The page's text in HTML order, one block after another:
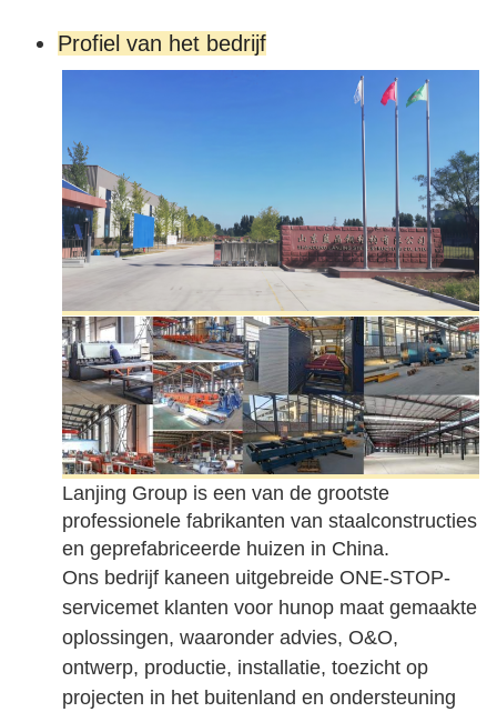
Profiel van het bedrijf
Lanjing Group is een van de grootste
professionele fabrikanten van staalconstructies
en geprefabriceerde huizen in China.
Ons bedrijf kaneen uitgebreide ONE-STOP-
servicemet klanten voor hunop maat gemaakte
oplossingen, waaronder advies, O&O,
ontwerp, productie, installatie, toezicht op
projecten in het buitenland en ondersteuning